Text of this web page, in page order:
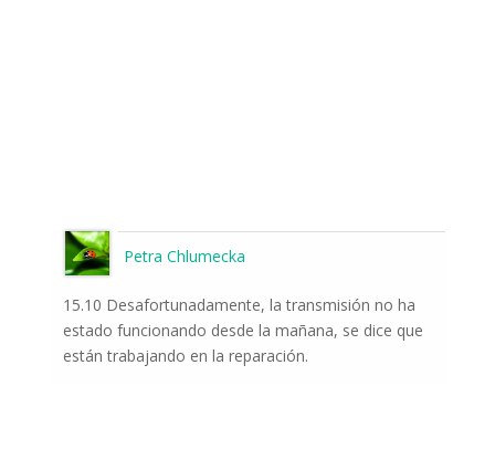
Petra Chlumecka
15.10 Desafortunadamente, la transmisión no ha
estado funcionando desde la mañana, se dice que
están trabajando en la reparación.